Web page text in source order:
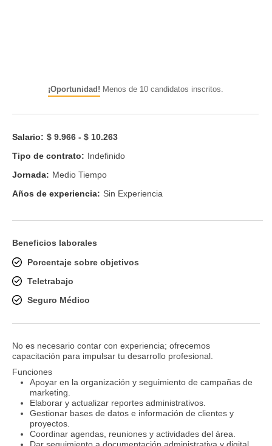
¡Oportunidad! Menos de 10 candidatos inscritos.
Salario: $ 9.966 - $ 10.263
Tipo de contrato: Indefinido
Jornada: Medio Tiempo
Años de experiencia: Sin Experiencia
Beneficios laborales
Porcentaje sobre objetivos
Teletrabajo
Seguro Médico
No es necesario contar con experiencia; ofrecemos
capacitación para impulsar tu desarrollo profesional.
Funciones
Apoyar en la organización y seguimiento de campañas de
marketing.
Elaborar y actualizar reportes administrativos.
Gestionar bases de datos e información de clientes y
proyectos.
Coordinar agendas, reuniones y actividades del área.